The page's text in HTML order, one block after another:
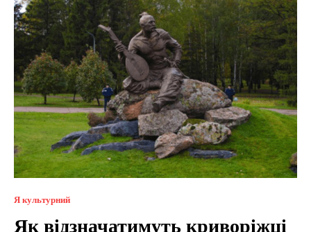
Я культурний
Як відзначатимуть криворіжці